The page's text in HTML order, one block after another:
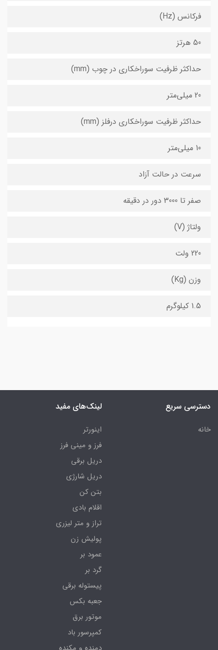
فرکانس (Hz)
50 هرتز
حداکثر ظرفیت سوراخکاری در چوب (mm)
20 میلی‌متر
حداکثر ظرفیت سوراخکاری درفلز (mm)
10 میلی‌متر
سرعت در حالت آزاد
صفر تا 3000 دور در دقیقه
ولتاژ (V)
220 ولت
وزن (Kg)
1.5 کیلوگرم
دسترسی سریع
خانه
لینک‌های مفید
اینورتر
فرز و مینی فرز
دریل برقی
دریل شارژی
بتن کن
اقلام بادی
تراز و متر لیزری
پولیش زن
عمود بر
گرد بر
پیستوله برقی
جعبه بکس
موتور برق
کمپرسور باد